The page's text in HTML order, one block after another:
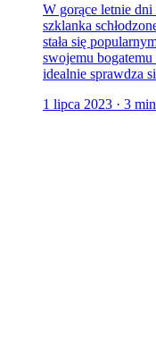
W gorące letnie
szklanka
stała się
swojemu
idealnie sprawdza
1 lipca 2023 · 3 min